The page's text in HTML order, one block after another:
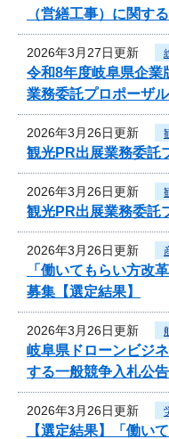
（営繕工事）に関す
2026年3月27日更新
令和8年度岐阜県企業
業務委託プロポーザ
2026年3月26日更新
観光PR出展業務委託
2026年3月26日更新
観光PR出展業務委託
2026年3月26日更新
「働いてもらい方改
募集【選定結果】
2026年3月26日更新
岐阜県ドローンビジ
する一般競争入札公告
2026年3月26日更新
【選定結果】「働い